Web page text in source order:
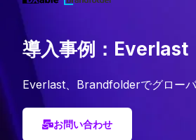
導入事例：Everlast
Everlast、Brandfolderでグロー
お問い合わせ